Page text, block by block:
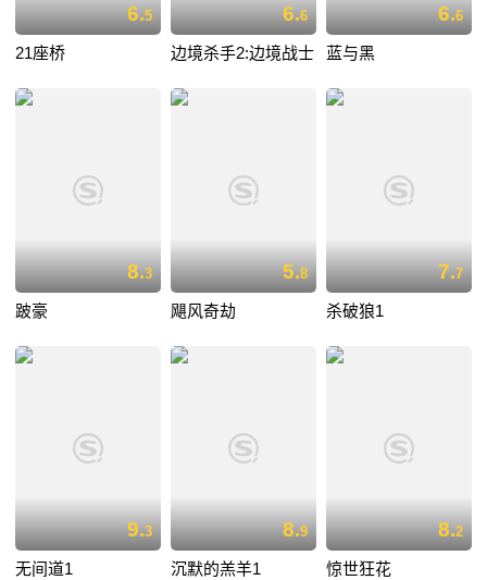
6.5
21座桥
6.6
边境杀手2:边境战士
6.6
蓝与黑
8.3
跛豪
5.8
飓风奇劫
7.7
杀破狼1
9.3
无间道1
8.9
沉默的羔羊1
8.2
惊世狂花